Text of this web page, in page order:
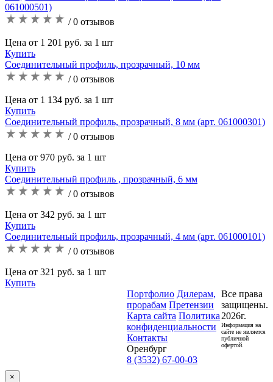
061000501)
/ 0 отзывов
Цена от 1 201 руб. за 1 шт
Купить
Соединительный профиль, прозрачный, 10 мм
/ 0 отзывов
Цена от 1 134 руб. за 1 шт
Купить
Соединительный профиль, прозрачный, 8 мм (арт. 061000301)
/ 0 отзывов
Цена от 970 руб. за 1 шт
Купить
Соединительный профиль , прозрачный, 6 мм
/ 0 отзывов
Цена от 342 руб. за 1 шт
Купить
Соединительный профиль, прозрачный, 4 мм (арт. 061000101)
/ 0 отзывов
Цена от 321 руб. за 1 шт
Купить
Портфолио Дилерам,
прорабам Претензии
Карта сайта Политика
конфиденциальности
Контакты
Оренбург
8 (3532) 67-00-03
Все права
защищены.
2026г.
Информация на
сайте не является
публичной
офертой.
×